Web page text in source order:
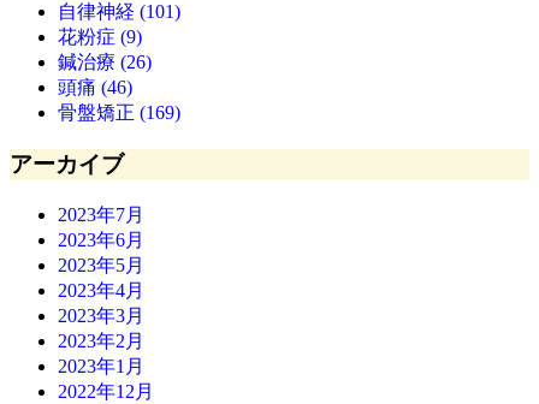
自律神経 (101)
花粉症 (9)
鍼治療 (26)
頭痛 (46)
骨盤矯正 (169)
アーカイブ
2023年7月
2023年6月
2023年5月
2023年4月
2023年3月
2023年2月
2023年1月
2022年12月